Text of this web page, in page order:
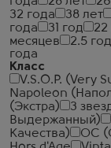
32 года
38 лет
года
31 год 22
месяцев
2.5
года
Класс
V.S.O.P. (Very
Napoleon
(Экстра)
3
Выдержанный)
Качества)
ОС